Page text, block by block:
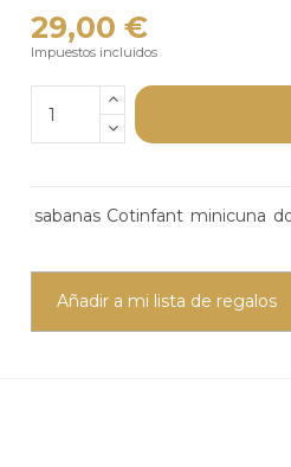
29,00 €
Impuestos incluidos
sabanas Cotinfant minicuna
Añadir a mi lista de regalos